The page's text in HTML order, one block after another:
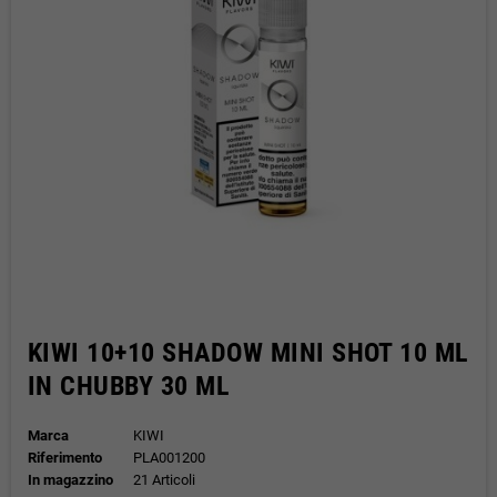
KIWI 10+10 SHADOW MINI SHOT 10 ML
IN CHUBBY 30 ML
Marca
KIWI
Riferimento
PLA001200
In magazzino
21 Articoli